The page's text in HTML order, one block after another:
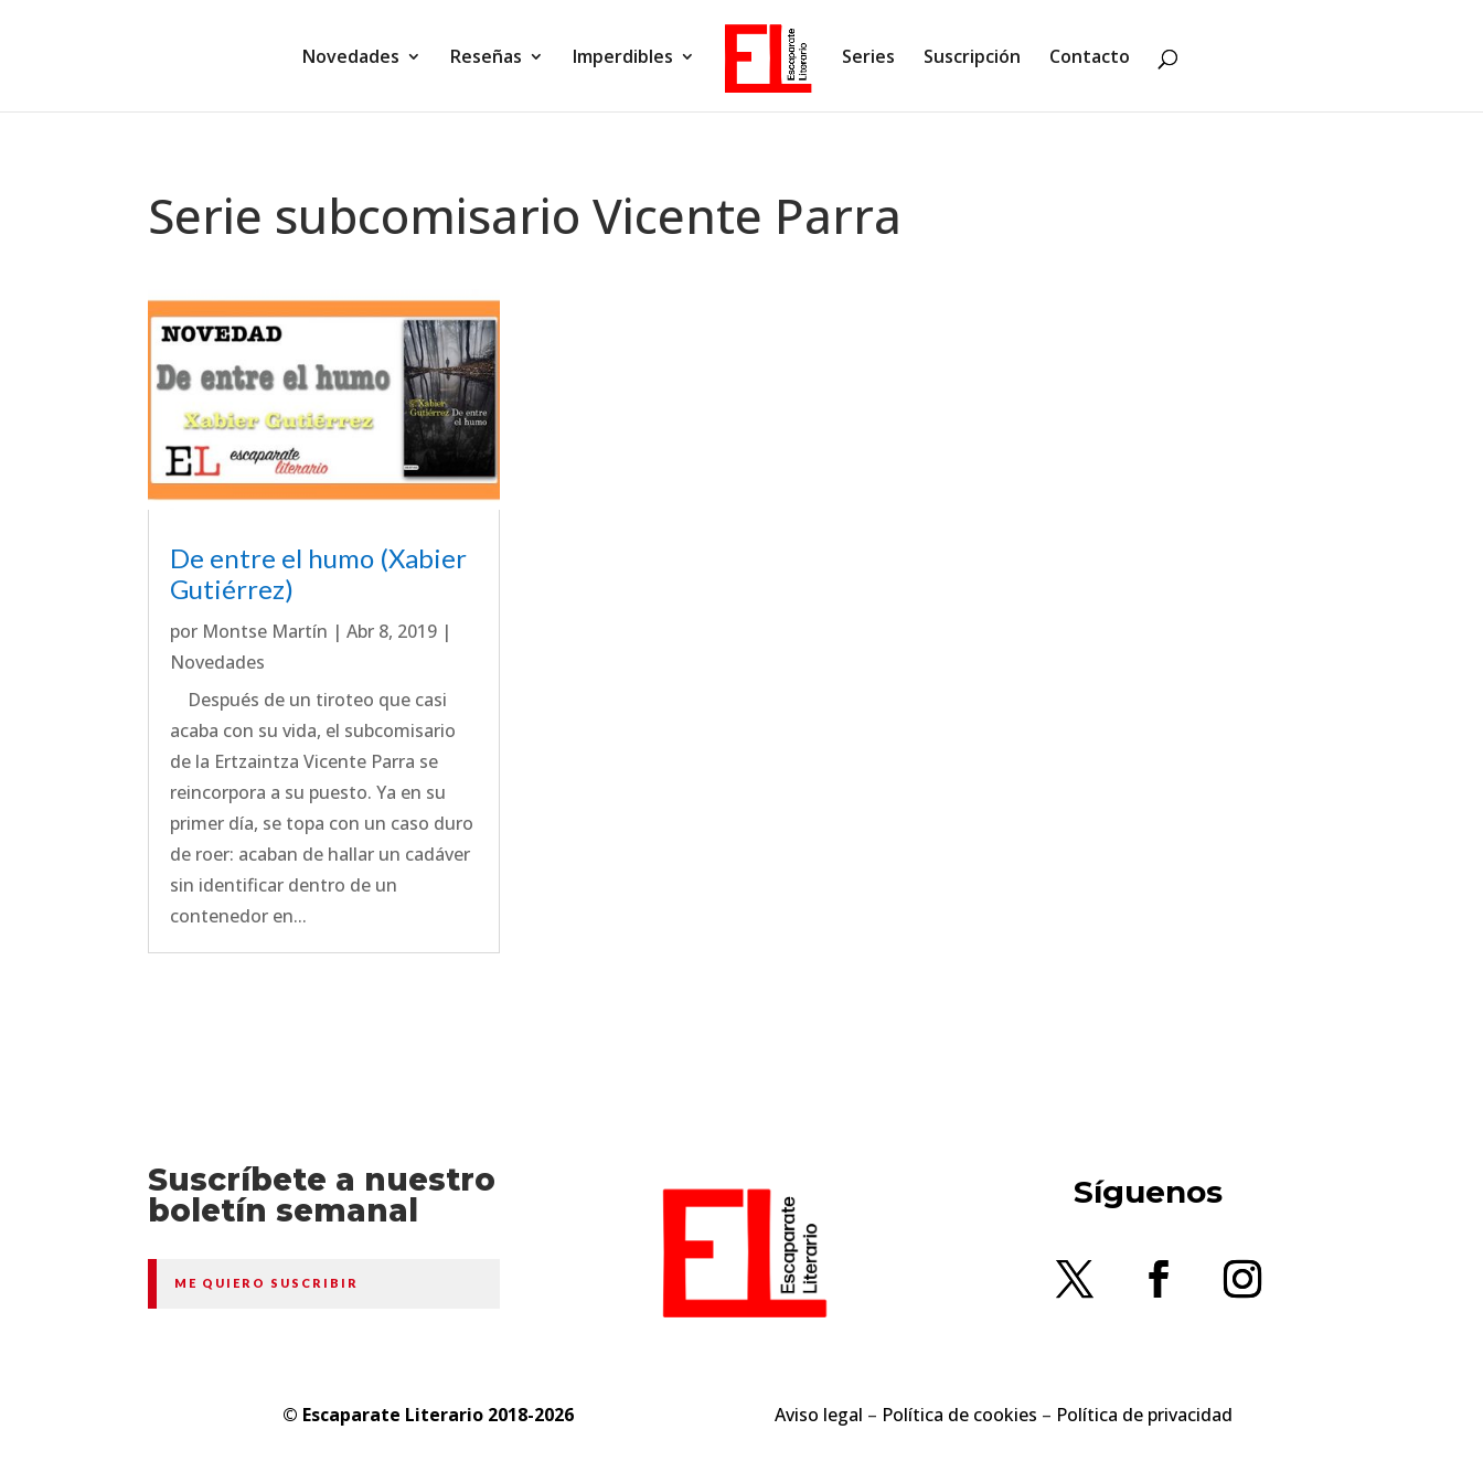
Novedades Reseñas Imperdibles Series Suscripción Contacto
Serie subcomisario Vicente Parra
De entre el humo (Xabier
Gutiérrez)
por Montse Martín |Abr 8, 2019 |
Novedades
Después de un tiroteo que casi
acaba con su vida, el subcomisario
de la Ertzaintza Vicente Parra se
reincorpora a su puesto. Ya en su
primer día, se topa con un caso duro
de roer: acaban de hallar un cadáver
sin identificar dentro de un
contenedor en...
Suscríbete a nuestro
boletín semanal
ME QUIERO SUSCRIBIR
Síguenos
© Escaparate Literario 2018-2026 Aviso legal – Política de cookies – Política de privacidad